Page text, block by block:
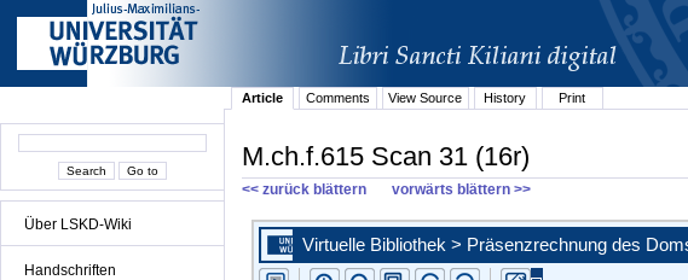
Über LSKD-Wiki
Handschriften
Article
Comments View Source History Print
M.ch.f.615 Scan 31 (16r)
<< zurück blättern vorwärts blättern >>